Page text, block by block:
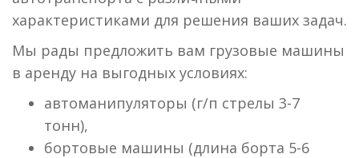
характеристиками для решения ваших задач.
Мы рады предложить вам грузовые машины
в аренду на выгодных условиях:
автоманипуляторы (г/п стрелы 3-7
тонн),
бортовые машины (длина борта 5-6